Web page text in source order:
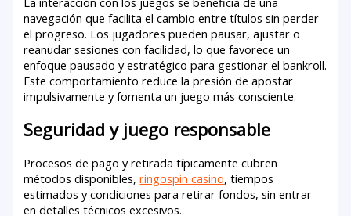
navegación que facilita el cambio entre títulos sin perder
el progreso. Los jugadores pueden pausar, ajustar o
reanudar sesiones con facilidad, lo que favorece un
enfoque pausado y estratégico para gestionar el bankroll.
Este comportamiento reduce la presión de apostar
impulsivamente y fomenta un juego más consciente.
Seguridad y juego responsable
Procesos de pago y retirada típicamente cubren
métodos disponibles,ringospin casino, tiempos
estimados y condiciones para retirar fondos, sin entrar
en detalles técnicos excesivos.